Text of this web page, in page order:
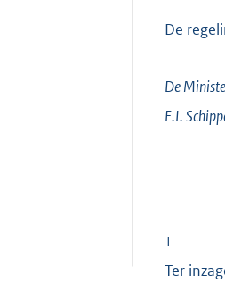
De
De
E.I.
1
Ter